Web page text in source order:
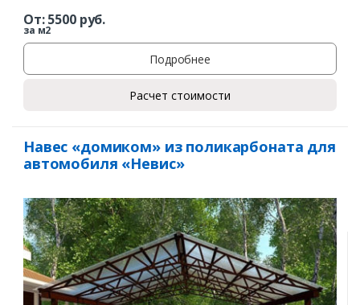
Ваше имя*
Комментарий к заказу
От:5500руб.
за м2
Подробнее
Расчет стоимости
Навес «домиком» из поликарбоната для
автомобиля «Невис»